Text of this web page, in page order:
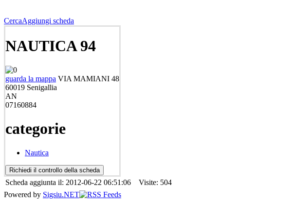
CercaAggiungi scheda
NAUTICA 94
guarda la mappa VIA MAMIANI 48
60019 Senigallia
AN
07160884
categorie
Nautica
Scheda aggiunta il: 2012-06-22 06:51:06 Visite: 504
Powered by Sigsiu.NET